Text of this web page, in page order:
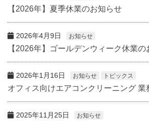
【2026年】夏季休業のお知らせ
2026年4月9日 お知らせ
【2026年】ゴールデンウィーク休業の
2026年1月16日 お知らせ トピックス
オフィス向けエアコンクリーニング 業
2025年11月25日 お知らせ